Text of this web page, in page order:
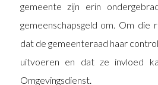
gemeente zijn erin
gemeenschapsgeld om. Om die
dat de gemeenteraad haar
uitvoeren en dat ze invloed
Omgevingsdienst.